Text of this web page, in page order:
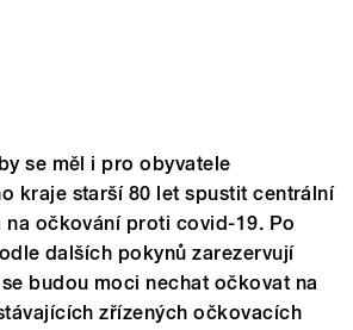
se měl i pro obyvatele
kraje starší 80 let spustit centrální
na očkování proti covid-19. Po
dalších pokynů zarezervují
budou moci nechat očkovat na
zřízených očkovacích